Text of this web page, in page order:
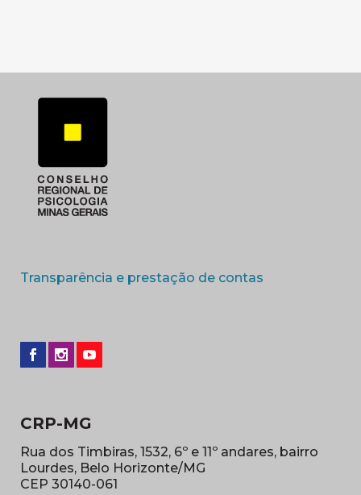
Transparência e prestação de contas
CRP-MG
Rua dos Timbiras, 1532, 6º e 11º andares, bairro
Lourdes, Belo Horizonte/MG
CEP 30140-061